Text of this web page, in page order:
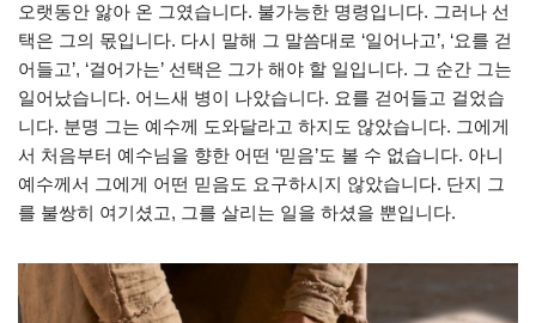
오랫동안 앓아 온 그였습니다. 불가능한 명령입니다. 그러나 선
택은 그의 몫입니다. 다시 말해 그 말씀대로 ‘일어나고’, ‘요를 걷
어들고’, ‘걸어가는’ 선택은 그가 해야 할 일입니다. 그 순간 그는
일어났습니다. 어느새 병이 나았습니다. 요를 걷어들고 걸었습
니다. 분명 그는 예수께 도와달라고 하지도 않았습니다. 그에게
서 처음부터 예수님을 향한 어떤 ‘믿음’도 볼 수 없습니다. 아니
예수께서 그에게 어떤 믿음도 요구하시지 않았습니다. 단지 그
를 불쌍히 여기셨고, 그를 살리는 일을 하셨을 뿐입니다.